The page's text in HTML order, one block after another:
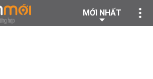
MỚI NHẤT